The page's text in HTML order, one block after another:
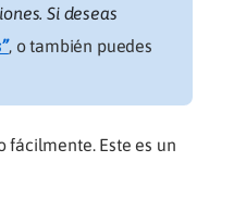
Si deseas
, o también puedes
Este es un